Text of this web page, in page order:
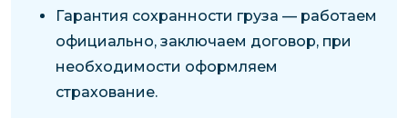
Гарантия сохранности груза — работаем
официально, заключаем договор, при
необходимости оформляем
страхование.